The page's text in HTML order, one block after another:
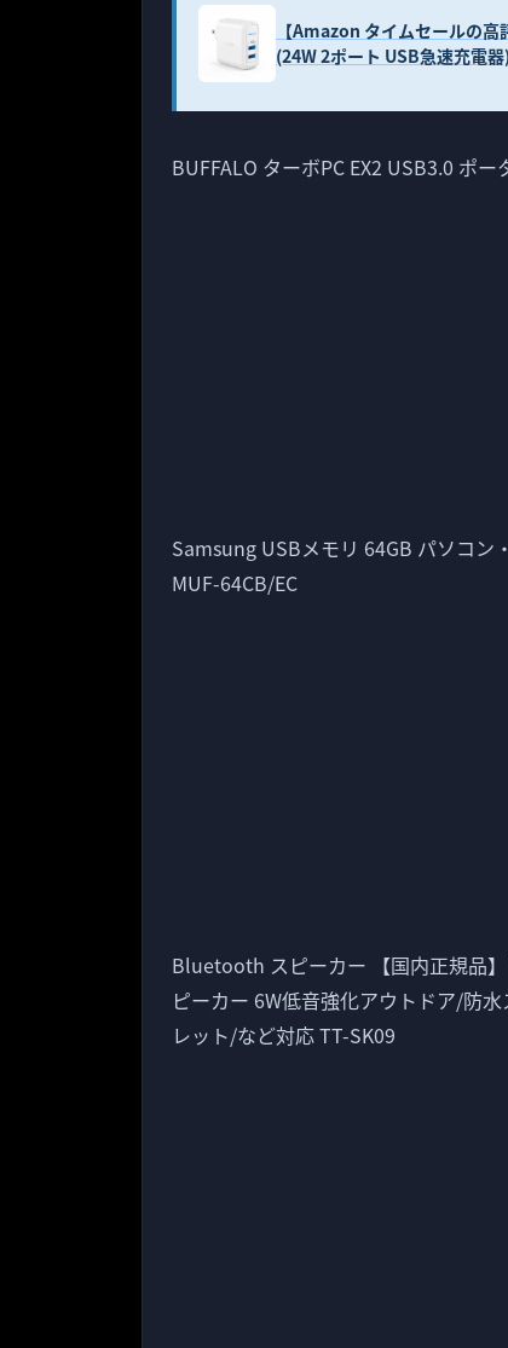
【Amazon タイムセールの
(24W 2ポート USB急速充電
BUFFALO ターボPC EX2 USB3.0 ポ
Samsung USBメモリ 64GB パソコ
MUF-64CB/EC
Bluetooth スピーカー 【国内正規品
ピーカー 6W低音強化アウトドア/防
レット/など対応 TT-SK09